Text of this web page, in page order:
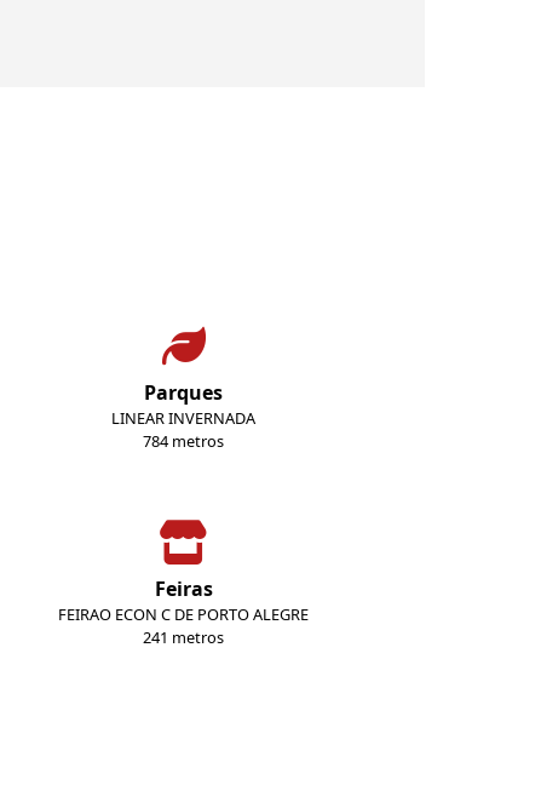
Parques
LINEAR INVERNADA
784 metros
Feiras
FEIRAO ECON C DE PORTO ALEGRE
241 metros